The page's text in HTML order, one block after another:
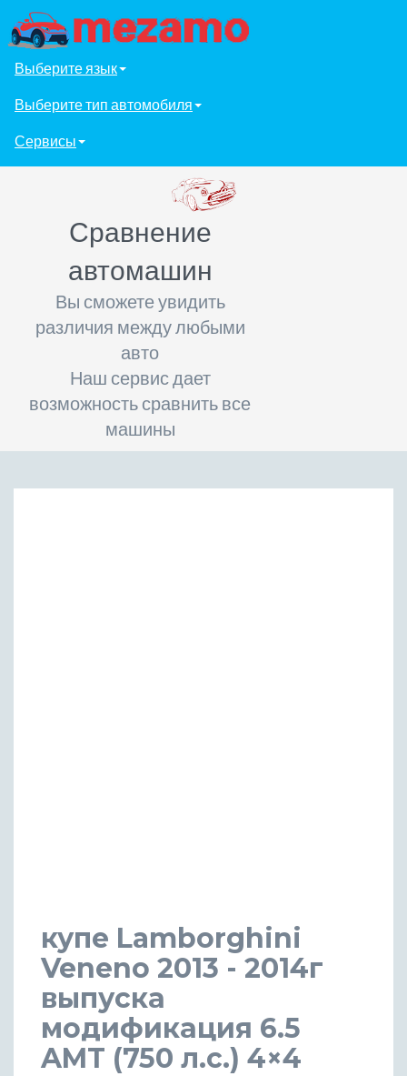
Выберите язык
Выберите тип автомобиля
Сервисы
Сравнение
автомашин
Вы сможете увидить
различия между любыми
авто
Наш сервис дает
возможность сравнить все
машины
купе Lamborghini
Veneno 2013 - 2014г
выпуска
модификация 6.5
AMT (750 л.с.) 4×4